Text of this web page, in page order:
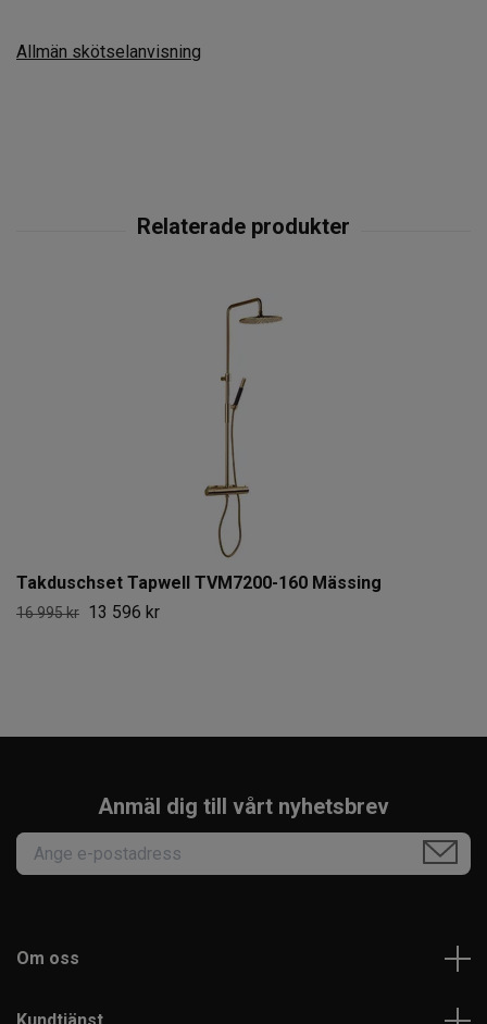
Allmän skötselanvisning
Takduschset Tapwell TVM7200-160 Mässing
16 995 kr 13 596 kr
Anmäl dig till vårt nyhetsbrev
Om oss